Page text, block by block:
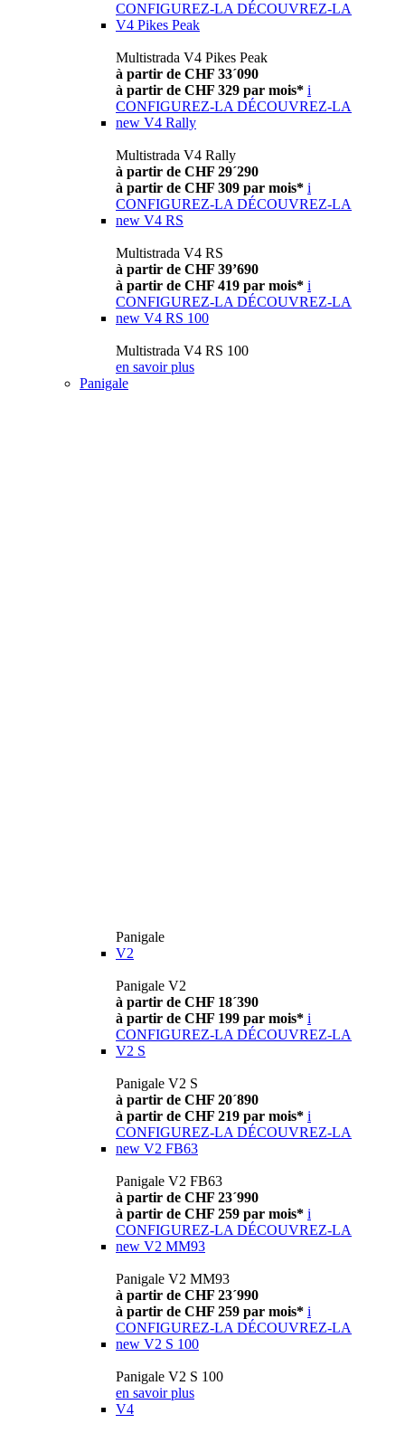
CONFIGUREZ-LA DÉCOUVREZ-LA
V4 Pikes Peak
Multistrada V4 Pikes Peak
à partir de CHF 33´090
à partir de CHF 329 par mois* i
CONFIGUREZ-LA DÉCOUVREZ-LA
new V4 Rally
Multistrada V4 Rally
à partir de CHF 29´290
à partir de CHF 309 par mois* i
CONFIGUREZ-LA DÉCOUVREZ-LA
new V4 RS
Multistrada V4 RS
à partir de CHF 39’690
à partir de CHF 419 par mois* i
CONFIGUREZ-LA DÉCOUVREZ-LA
new V4 RS 100
Multistrada V4 RS 100
en savoir plus
Panigale
Panigale
V2
Panigale V2
à partir de CHF 18´390
à partir de CHF 199 par mois* i
CONFIGUREZ-LA DÉCOUVREZ-LA
V2 S
Panigale V2 S
à partir de CHF 20´890
à partir de CHF 219 par mois* i
CONFIGUREZ-LA DÉCOUVREZ-LA
new V2 FB63
Panigale V2 FB63
à partir de CHF 23´990
à partir de CHF 259 par mois* i
CONFIGUREZ-LA DÉCOUVREZ-LA
new V2 MM93
Panigale V2 MM93
à partir de CHF 23´990
à partir de CHF 259 par mois* i
CONFIGUREZ-LA DÉCOUVREZ-LA
new V2 S 100
Panigale V2 S 100
en savoir plus
V4